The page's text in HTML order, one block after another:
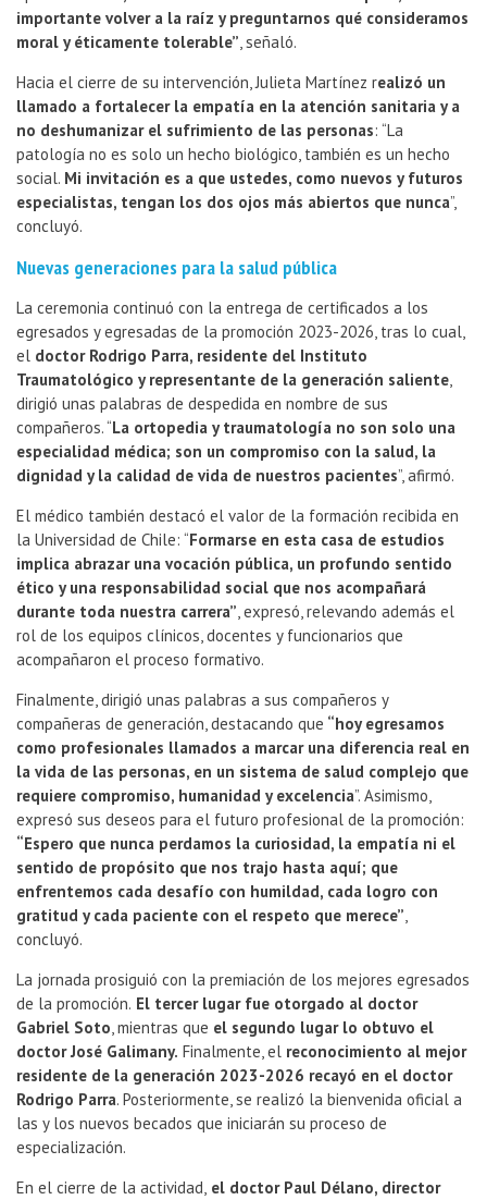
importante volver a la raíz y preguntarnos qué consideramos
moral y éticamente tolerable”, señaló.
Hacia el cierre de su intervención, Julieta Martínez realizó un
llamado a fortalecer la empatía en la atención sanitaria y a
no deshumanizar el sufrimiento de las personas: “La
patología no es solo un hecho biológico, también es un hecho
social. Mi invitación es a que ustedes, como nuevos y futuros
especialistas, tengan los dos ojos más abiertos que nunca”,
concluyó.
Nuevas generaciones para la salud pública
La ceremonia continuó con la entrega de certificados a los
egresados y egresadas de la promoción 2023-2026, tras lo cual,
el doctor Rodrigo Parra, residente del Instituto
Traumatológico y representante de la generación saliente,
dirigió unas palabras de despedida en nombre de sus
compañeros. “La ortopedia y traumatología no son solo una
especialidad médica; son un compromiso con la salud, la
dignidad y la calidad de vida de nuestros pacientes”, afirmó.
El médico también destacó el valor de la formación recibida en
la Universidad de Chile: “Formarse en esta casa de estudios
implica abrazar una vocación pública, un profundo sentido
ético y una responsabilidad social que nos acompañará
durante toda nuestra carrera”, expresó, relevando además el
rol de los equipos clínicos, docentes y funcionarios que
acompañaron el proceso formativo.
Finalmente, dirigió unas palabras a sus compañeros y
compañeras de generación, destacando que “hoy egresamos
como profesionales llamados a marcar una diferencia real en
la vida de las personas, en un sistema de salud complejo que
requiere compromiso, humanidad y excelencia”. Asimismo,
expresó sus deseos para el futuro profesional de la promoción:
“Espero que nunca perdamos la curiosidad, la empatía ni el
sentido de propósito que nos trajo hasta aquí; que
enfrentemos cada desafío con humildad, cada logro con
gratitud y cada paciente con el respeto que merece”,
concluyó.
La jornada prosiguió con la premiación de los mejores egresados
de la promoción. El tercer lugar fue otorgado al doctor
Gabriel Soto, mientras que el segundo lugar lo obtuvo el
doctor José Galimany. Finalmente, el reconocimiento al mejor
residente de la generación 2023-2026 recayó en el doctor
Rodrigo Parra. Posteriormente, se realizó la bienvenida oficial a
las y los nuevos becados que iniciarán su proceso de
especialización.
En el cierre de la actividad, el doctor Paul Délano, director